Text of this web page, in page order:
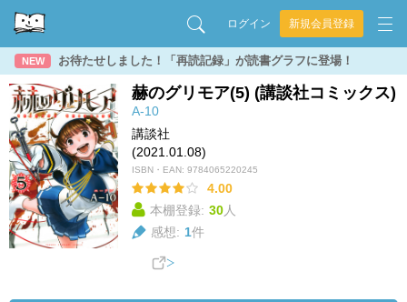
ログイン 新規会員登録
NEW お待たせしました！「再読記録」が読書グラフに登場！
赫のグリモア(5) (講談社コミックス)
A-10
講談社
(2021.01.08)
ISBN・EAN: 9784065220245
4.00
本棚登録: 30人
感想: 1件